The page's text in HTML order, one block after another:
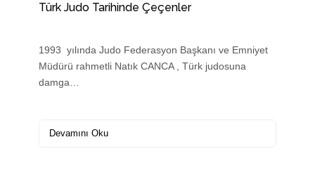
Türk Judo Tarihinde Çeçenler
1993 yılında Judo Federasyon Başkanı ve Emniyet
Müdürü rahmetli Natık CANCA , Türk judosuna
damga…
Devamını Oku